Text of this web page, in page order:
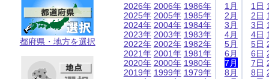
都府県・地方を選択
2026年
2025年
2024年
2023年
2022年
2021年
2020年
2019年
2006年
2005年
2004年
2003年
2002年
2001年
2000年
1999年
1986年
1985年
1984年
1983年
1982年
1981年
1980年
1979年
1月
2月
3月
4月
5月
6月
7月
8月
1日
2日
3日
4日
5日
6日
7日
8日